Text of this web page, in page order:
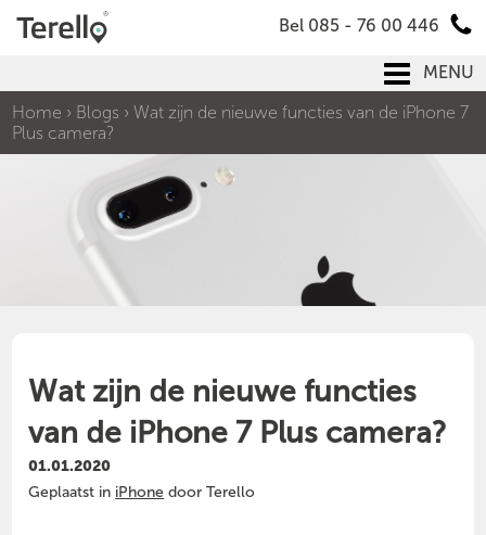
Bel 085 - 76 00 446
MENU
Home › Blogs › Wat zijn de nieuwe functies van de iPhone 7
Plus camera?
Wat zijn de nieuwe functies
van de iPhone 7 Plus camera?
01.01.2020
Geplaatst in iPhone door Terello